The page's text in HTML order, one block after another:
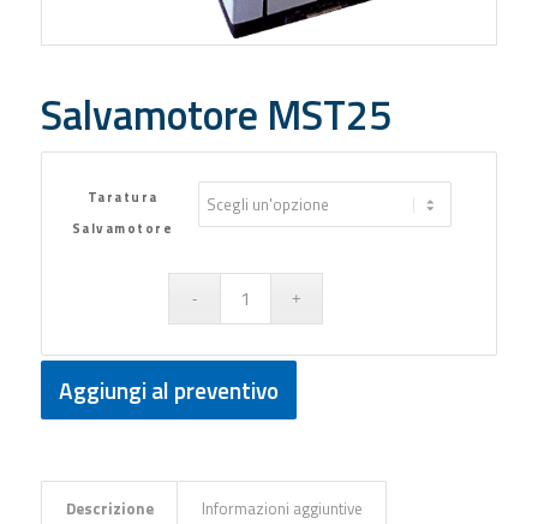
Salvamotore MST25
Taratura
Salvamotore
Aggiungi al preventivo
Descrizione Informazioni aggiuntive